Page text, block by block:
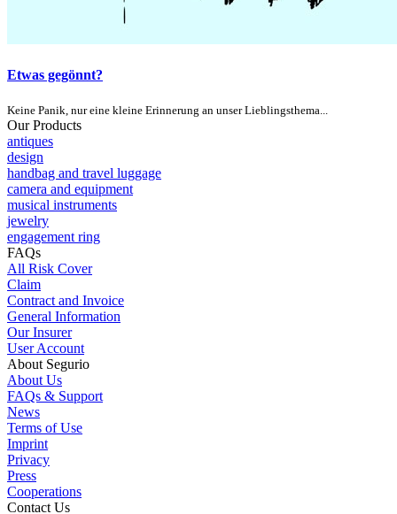
Etwas gegönnt?
Keine Panik, nur eine kleine Erinnerung an unser Lieblingsthema...
Our Products
antiques
design
handbag and travel luggage
camera and equipment
musical instruments
jewelry
engagement ring
FAQs
All Risk Cover
Claim
Contract and Invoice
General Information
Our Insurer
User Account
About Segurio
About Us
FAQs & Support
News
Terms of Use
Imprint
Privacy
Press
Cooperations
Contact Us